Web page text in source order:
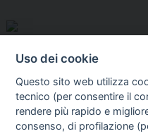
Uso dei cookie
Questo sito web utilizza
tecnico (per consentire il
rendere più rapido e
consenso, di profilazione